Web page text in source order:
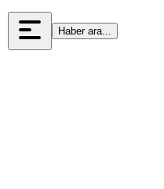
Haber ara...